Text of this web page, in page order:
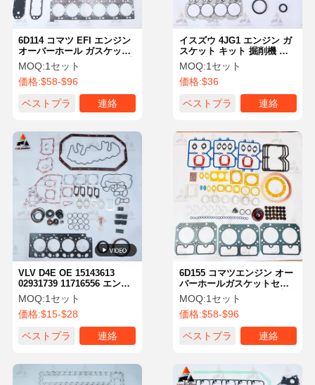
イスズウ 4JG1 エンジン ガ
スケット キット 掘削機 完
全 改装 セット イスズウ 掘
削機 エンジン 部品
MOQ:1セット
価格:$36
ベストプラ
連絡
6D114 コマツ EFI エンジン
オーバーホール ガスケット
セット PC360-7 WA380-6 適
合 OE 6154-K1-9900
MOQ:1セット
価格:$58-$96
ベストプラ
連絡
6D155 コマツエンジン オー
バーホールガスケットセッ
ト PC650 D375 WA350 適合
OE 6128-K1-0024
MOQ:1セット
価格:$58-$96
ベストプラ
連絡
VLV D4E OE 15143613
02931739 11716556 エンジ
ンオーバーホールガスケッ
トキット VLV EC140C
EC170D 掘削機用
MOQ:1セット
価格:$15-$28
ベストプラ
連絡